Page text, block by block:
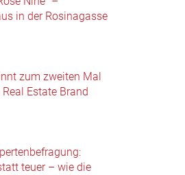
in der Rosinagasse
zum zweiten Mal
Estate Brand
teuer – wie die